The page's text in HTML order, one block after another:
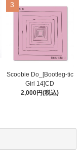
3
Scoobie Do_[Bootleg-tic
Girl 14]CD
2,000円(税込)